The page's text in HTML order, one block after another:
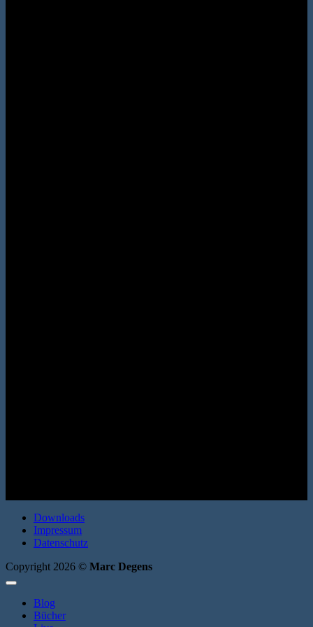
Downloads
Impressum
Datenschutz
Copyright 2026 © Marc Degens
Blog
Bücher